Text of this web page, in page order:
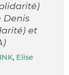
Denis
et
, Elise